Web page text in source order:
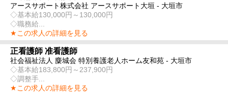
アースサポート株式会社 アースサポート大垣 - 大垣市
◇基本給130,000円～130,000円
◇職務給...
★この求人の詳細を見る
正看護師 准看護師
社会福祉法人 麋城会 特別養護老人ホーム友和苑 - 大垣市
◇基本給183,800円～237,900円
◇調整手...
★この求人の詳細を見る